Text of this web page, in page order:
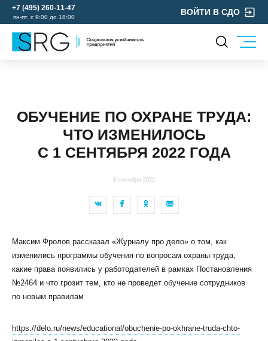
+7 (495) 260-11-47
пн-пт. с 9:00 до 18:00
ВОЙТИ В СДО
Мы в социальных сетях
УЧЕБНЫЙ ЦЕНТР
ЭКОЛОГИЯ
ОБУЧЕНИЕ ПО ОХРАНЕ ТРУДА:
ЧТО ИЗМЕНИЛОСЬ
С 1 СЕНТЯБРЯ 2022 ГОДА
8 сентября 2022
Максим Фролов рассказал «Журналу про дело» о том, как
изменились программы обучения по вопросам охраны труда,
какие права появились у работодателей в рамках Постановления
№2464 и что грозит тем, кто не проведет обучение сотрудников
по новым правилам
https://delo.ru/news/educational/obuchenie-po-okhrane-truda-chto-